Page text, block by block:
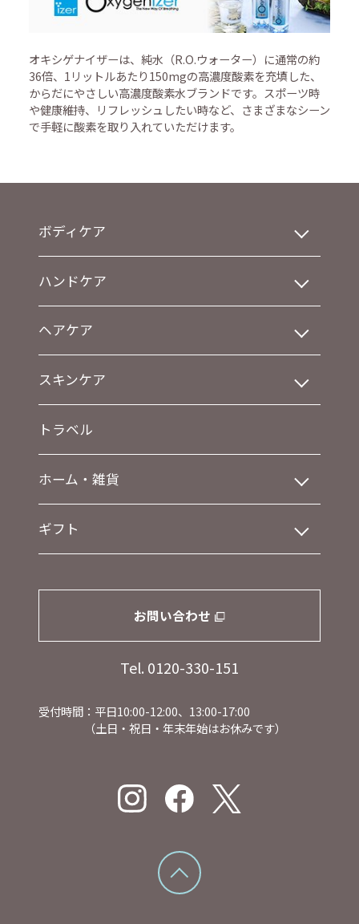
オキシゲナイザーは、純水（R.O.ウォーター）に通常の約
36倍、1リットルあたり150mgの高濃度酸素を充填した、
からだにやさしい高濃度酸素水ブランドです。スポーツ時
や健康維持、リフレッシュしたい時など、さまざまなシーン
で手軽に酸素を取り入れていただけます。
ボディケア
ハンドケア
ヘアケア
スキンケア
トラベル
ホーム・雑貨
ギフト
お問い合わせ
Tel. 0120-330-151
受付時間：平日10:00-12:00、13:00-17:00
（土日・祝日・年末年始はお休みです）